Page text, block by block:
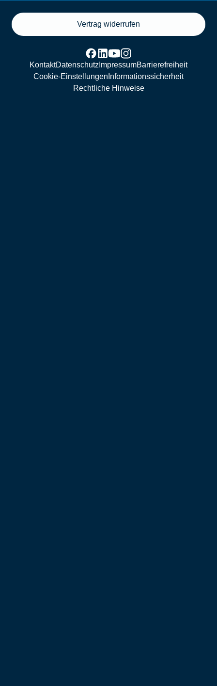
Vertrag widerrufen
KontaktDatenschutz ImpressumBarrierefreiheit
Cookie-Einstellungen Informationssicherheit
Rechtliche Hinweise